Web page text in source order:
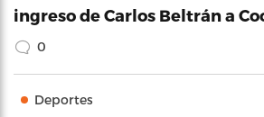
ingreso de Carlos Beltrán a
0
Deportes